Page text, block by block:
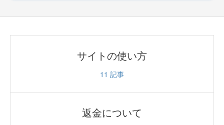
サイトの使い方
11 記事
返金について